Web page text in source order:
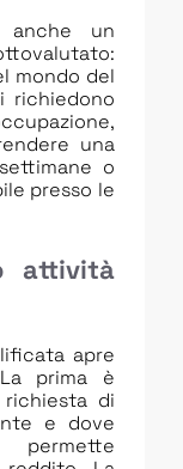
anche un
mondo del
richiedono
una
o
presso le
attività
apre
prima è
richiesta di
e dove